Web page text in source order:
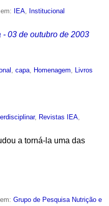
IEA Institucional
03 de outubro de 2003
,capa Homenagem Livros
, Revistas IEA,
a torná-la uma das
Grupo de Pesquisa Nutrição e